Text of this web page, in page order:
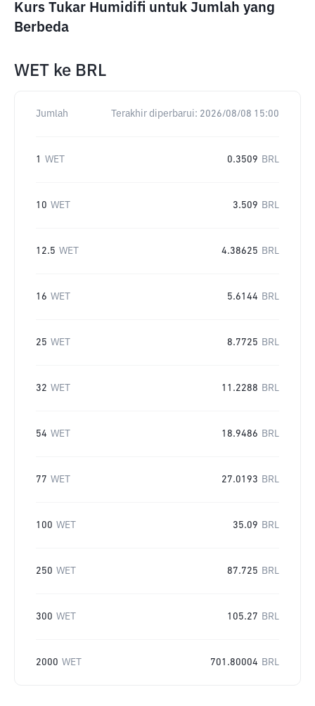
Kurs Tukar Humidifi untuk Jumlah yang
Berbeda
WET ke BRL
Jumlah Terakhir diperbarui: 2026/08/08 15:00
1 WET 0.3509 BRL
10 WET 3.509 BRL
12.5 WET 4.38625 BRL
16 WET 5.6144 BRL
25 WET 8.7725 BRL
32 WET 11.2288 BRL
54 WET 18.9486 BRL
77 WET 27.0193 BRL
100 WET 35.09 BRL
250 WET 87.725 BRL
300 WET 105.27 BRL
2000 WET 701.80004 BRL